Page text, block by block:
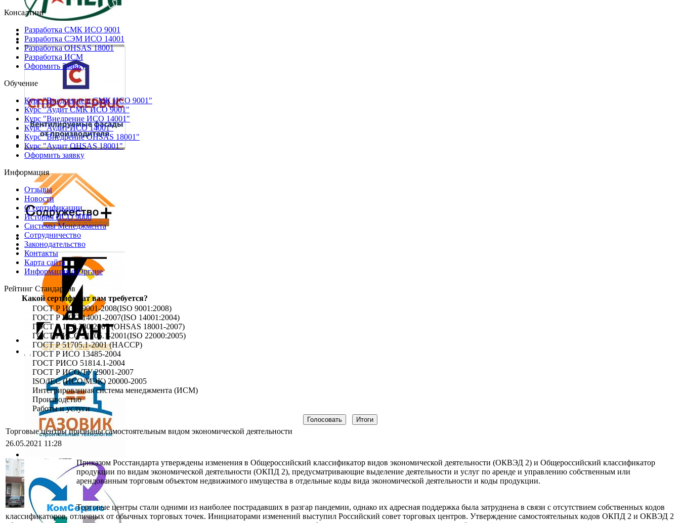
Консалтинг
Разработка СМК ИСО 9001
Разработка СЭМ ИСО 14001
Разработка OHSAS 18001
Разработка ИСМ
Оформить Заявку
Обучение
Курс "Внедрение в СМК ИСО 9001"
Курс "Аудит СМК ИСО 9001"
Курс "Внедрение ИСО 14001"
Курс "Аудит ИСО 14001"
Курс "Внедрение OHSAS 18001"
Курс "Аудит OHSAS 18001"
Оформить заявку
Информация
Отзывы
Новости
О сертификации
История ИСО 9000
Системы Менеджмента
Сотрудничество
Законодательство
Контакты
Карта сайта
Информация о Органе
Рейтинг Стандартов
Какой сертификат вам требуется?
ГОСТ Р ИСО 9001-2008(ISO 9001:2008)
ГОСТ Р ИСО 14001-2007(ISO 14001:2004)
ГОСТ Р 12.0.230-2007 (OHSAS 18001-2007)
ГОСТ Р ИСО 51705.1-2001(ISO 22000:2005)
ГОСТ Р 51705.1-2001 (HACCP)
ГОСТ Р ИСО 13485-2004
ГОСТ РИСО 51814.1-2004
ГОСТ Р ИСО/ТУ 29001-2007
ISO/IEC (ИСО/МЭК) 20000-2005
Интегрированная система менеджмента (ИСМ)
Производство
Работы и услуги
Торговые центры признаны самостоятельным видом экономической деятельности
26.05.2021 11:28
Приказом Росстандарта утверждены изменения в Общероссийский классификатор видов экономической деятельности (ОКВЭД 2) и Общероссийский классификатор
продукции по видам экономической деятельности (ОКПД 2), предусматривающие выделение деятельности и услуг по аренде и управлению собственным или
арендованным торговым объектом недвижимого имущества в отдельные коды вида экономической деятельности и коды продукции.
Торговые центры стали одними из наиболее пострадавших в разгар пандемии, однако их адресная поддержка была затруднена в связи с отсутствием собственных кодов
классификаторов, отличных от обычных торговых точек. Инициаторами изменений выступил Российский совет торговых центров. Утверждение самостоятельных кодов ОКПД 2 и ОКВЭД 2